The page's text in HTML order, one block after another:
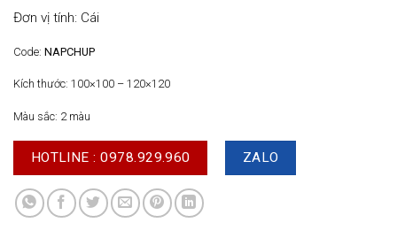
Đơn vị tính: Cái
Code: NAPCHUP
Kích thước: 100×100 – 120×120
Màu sắc: 2 màu
HOTLINE : 0978.929.960 ZALO